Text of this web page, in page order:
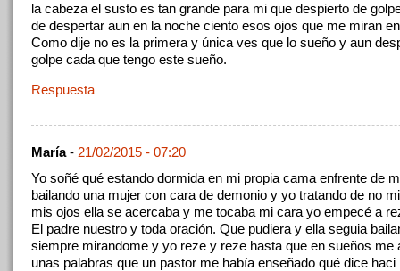
la cabeza el susto es tan grande para mi que despierto de
de despertar aun en la noche ciento esos ojos que me miran
Como dije no es la primera y única ves que lo sueño y aun
golpe cada que tengo este sueño.
Respuesta
María- 21/02/2015 - 07:20
Yo soñé qué estando dormida en mi propia cama enfrente de
bailando una mujer con cara de demonio y yo tratando de no
mis ojos ella se acercaba y me tocaba mi cara yo empecé a
El padre nuestro y toda oración. Que pudiera y ella seguia
siempre mirandome y yo reze y reze hasta que en sueños me
unas palabras que un pastor me había enseñado qué dice haci